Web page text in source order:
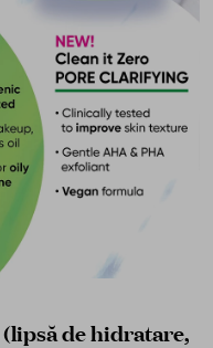
(lipsă de hidratare,